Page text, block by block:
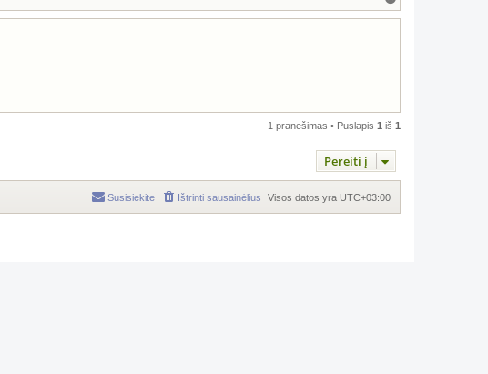
v
i
1 pranešimas • Puslapis 1 iš 1
Pereiti į
Visos datos yra UTC+03:00
Ištrinti sausainėlius
Susisiekite